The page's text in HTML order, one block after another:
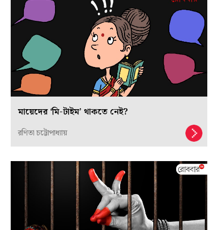
মায়েদের ‘মি-টাইম’ থাকতে নেই?
রণিতা চট্টোপাধ্যায়